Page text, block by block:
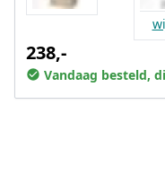
238,-
Vandaag besteld,